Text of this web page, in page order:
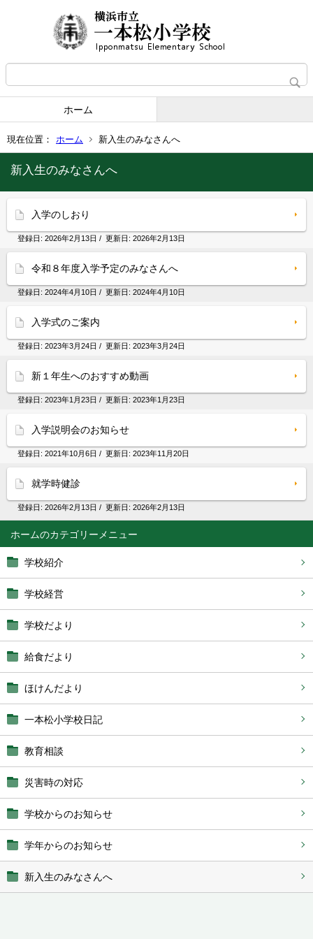
ホーム
現在位置： ホーム 新入生のみなさんへ
ホーム
学校紹介
学校経営
学校だより
給食だより
ほけんだより
一本松小学校日記
教育相談
災害時の対応
学校からのお知らせ
学年からのお知らせ
新入生のみなさんへ
新入生のみなさんへ
入学のしおり
登録日: 2026年2月13日 / 更新日: 2026年2月13日
令和８年度入学予定のみなさんへ
登録日: 2024年4月10日 / 更新日: 2024年4月10日
入学式のご案内
登録日: 2023年3月24日 / 更新日: 2023年3月24日
新１年生へのおすすめ動画
登録日: 2023年1月23日 / 更新日: 2023年1月23日
入学説明会のお知らせ
登録日: 2021年10月6日 / 更新日: 2023年11月20日
就学時健診
登録日: 2026年2月13日 / 更新日: 2026年2月13日